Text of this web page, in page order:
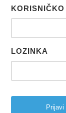
LOZINKA